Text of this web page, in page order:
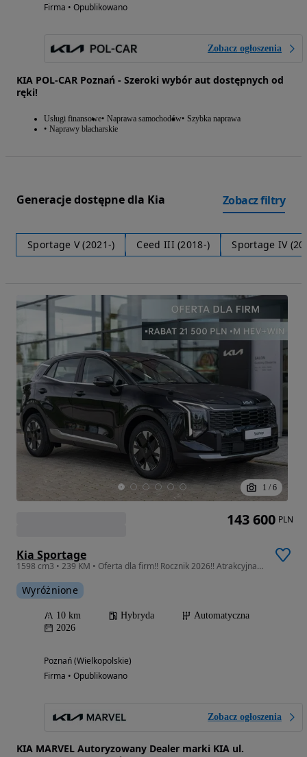
Firma • Opublikowano
Zobacz ogłoszenia
KIA POL-CAR Poznań - Szeroki wybór aut dostępnych od
ręki!
Usługi finansowe Naprawa samochodów Szybka naprawa
Naprawy blacharskie
Generacje dostępne dla Kia Zobacz filtry
Sportage V (2021-) Ceed III (2018-) Sportage IV
1 / 6
Kia Sportage
1598 cm3 • 239 KM • Oferta dla firm!! Rocznik 2026!! Atrakcyjna cena, Różne kolory!!
Wyróżnione
10 km Hybryda
Automatyczna
2026
Poznań (Wielkopolskie)
Firma • Opublikowano
Zobacz ogłoszenia
KIA MARVEL Autoryzowany Dealer marki KIA ul.
143 600 PLN